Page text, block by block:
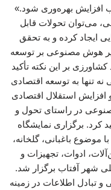
افزایش بهره‌وری شود.»
می‌توان تحولات قابل
ایجاد کرده و به تحقق
هوش مصنوعی بر توسعه
بر این نکته تأکید
تنها به توسعه اقتصادی
استقلال اقتصادی
در راستای تحول و
کرد. برگزاری نمایشگاه
موضوع باغبانی، گلخانه،
ادوات، تجهیزات و
شهر آفتاب برگزار شد.
تبادل اطلاعات در زمینه